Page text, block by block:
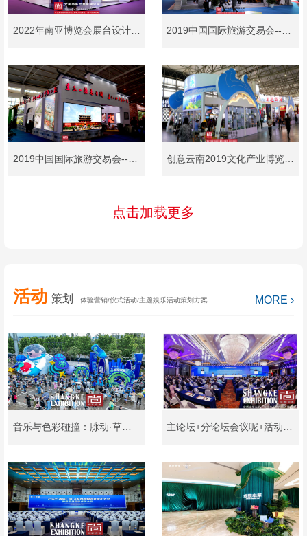
2022年南亚博览会展台设计搭建——中国银行展台设计、搭建 2019中国国际旅游交易会---和顺小镇展台设计及搭建
创意云南2019文化产业博览会（简称“文博会”）玉溪展台设计及搭建
点击加载更多
活动 策划 体验营销/仪式活动/主题娱乐活动策划方案 MORE ›
音乐与色彩碰撞：脉动·草莓音乐节美陈设计 主论坛+分论坛会议呢+活动策划